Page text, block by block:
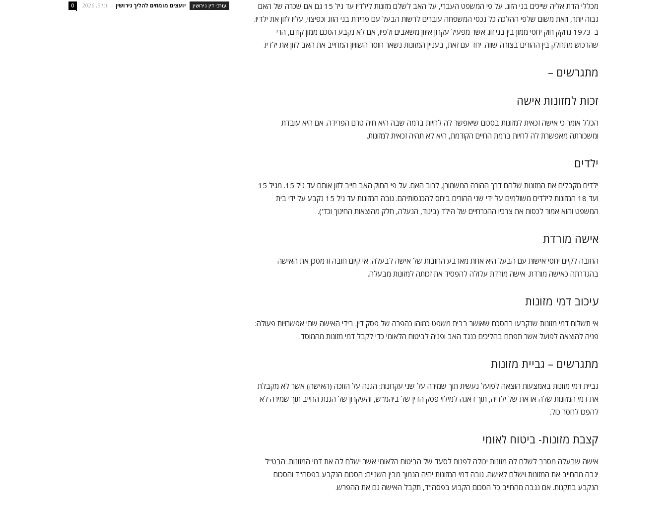
מכללי הדת אליה שייכים בני הזוג. על פי המשפט העברי, על האב לשלם מזונות לילדיו עד גיל 15 גם אם שכרה של האם
גבוה יותר, וזאת משום שלפי ההלכה כל נכסי המשפחה עוברים לרשות הבעל עם פרידת בני הזוג וכפיצוי, עליו לזון את ילדיו.
ב-1973 נחקק חוק יחסי ממון בין בני זוג אשר מפעיל עקרון איזון משאבים ולפיו, אם לא נקבע הסכם ממון קודם, הרי
שהרכוש מתחלק בין ההורים בצורה שווה. יחד עם זאת, בעניין המזונות נשאר חוסר השוויון המחייב את האב לזון את ילדיו.
מתגרשים –
זכות למזונות אישה
הכלל אומר כי אישה זכאית למזונות בסכום שיאפשר לה לחיות ברמה שבה היא חיה טרם הפרידה. אם היא עובדת
ומשכורתה מאפשרת לה לחיות ברמת החיים הקודמת, היא לא תהיה זכאית למזונות.
ילדים
ילדים מקבלים את המזונות שלהם דרך ההורה המשמורן, לרוב האם. על פי החוק האב חייב לזון אותם עד גיל 15. מגיל 15
ועד 18 המזונות לילדים משולמים על ידי שני ההורים ביחס להכנסותיהם. גובה המזונות עד גיל 15 נקבע על ידי בית
המשפט והוא אמור לכסות את צרכיו ההכרחיים של הילד (ביגוד, הנעלה, חלק מהוצאות החינוך וכד').
אישה מורדת
החובה לקיים יחסי אישות עם הבעל היא אחת מארבע החובות של אישה לבעלה. אי קיום חובה זו מסכן את האישה
בהגדרתה כאישה מורדת. אישה מורדת עלולה להפסיד את זכותה למזונות מבעלה.
עיכוב דמי מזונות
אי תשלום דמי מזונות שנקבעו בהסכם שאושר בבית משפט כמוהו כהפרה של פסק דין. בידי האישה שתי אפשרויות פעולה:
פניה להוצאה לפועל אשר תפתח בהליכים כנגד האב ופניה לביטוח הלאומי כדי לקבל דמי מזונות מהמוסד.
מתגרשים – גביית מזונות
גביית דמי מזונות באמצעות הוצאה לפועל נעשית תוך שמירה על שני עקרונות: הגנה על הזוכה (האישה) אשר לא מקבלת
את דמי המזונות שלה או את של ילדיה, תוך דאגה למילוי פסק הדין של ביהמ"ש, והעיקרון של הגנת החייב תוך שמירה לא
להפכו לחסר כול.
קצבת מזונות- ביטוח לאומי
אישה שבעלה מסרב לשלם לה מזונות יכולה לפנות לסעד של הביטוח הלאומי אשר ישלם לה את דמי המזונות. הבט"ל
יגבה מהחייב את המזונות וישלם לאישה. גובה דמי המזונות יהיה הנמוך מבין השניים: הסכום הנקבע בפסה"ד והסכום
הנקבע בתקנות. אם נגבה מהחייב כל הסכום הקבוע בפסה"ד, תקבל האישה גם את ההפרש.
עורכי דין גירושין יועצים מומחים להליך גירושין - יוני 5, 2026 0